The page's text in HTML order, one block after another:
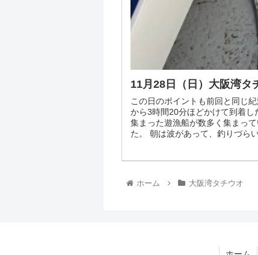
11月28日（日）大阪湾タ
この日のポイントも前回と同じ
から3時間20分ほどかけて到着
集まった遊漁船が数多く集まっ
た。 朝は波があって、釣りづら
ホーム 大阪湾タチウオ